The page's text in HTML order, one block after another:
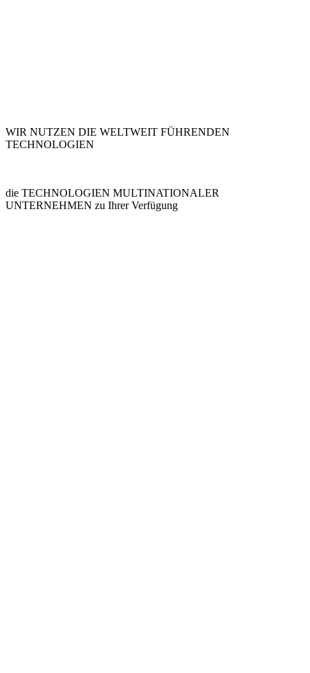
WIR NUTZEN DIE WELTWEIT FÜHRENDEN
TECHNOLOGIEN
die TECHNOLOGIEN MULTINATIONALER
UNTERNEHMEN zu Ihrer Verfügung